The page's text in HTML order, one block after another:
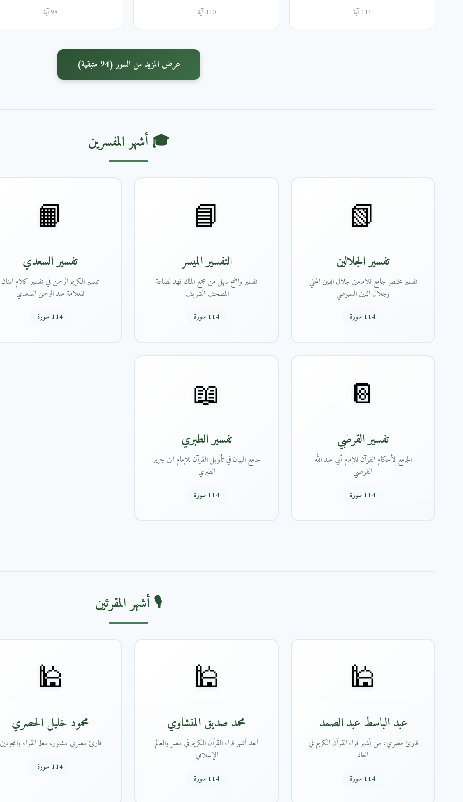
111 آية 110 آية 98 آية
عرض المزيد من السور (94 متبقية)
🎓 أشهر المفسرين
📗
تفسير الجلالين
تفسير مختصر جامع للإمامين جلال الدين المحلي
وجلال الدين السيوطي
114 سورة
📘
التفسير الميسر
تفسير واضح سهل من مجمع الملك فهد لطباعة
المصحف الشريف
114 سورة
📙
تفسير السعدي
تيسير الكريم الرحمن في تفسير كلام المنان
للعلامة عبد الرحمن السعدي
114 سورة
📔
تفسير القرطبي
الجامع لأحكام القرآن للإمام أبي عبد الله
القرطبي
114 سورة
📖
تفسير الطبري
جامع البيان في تأويل القرآن للإمام ابن جرير
الطبري
114 سورة
🎙️ أشهر المقرئين
🕌
عبد الباسط عبد الصمد
قارئ مصري، من أشهر قراء القرآن الكريم في
العالم
114 سورة
🕌
محمد صديق المنشاوي
أحد أشهر قراء القرآن الكريم في مصر والعالم
الإسلامي
114 سورة
🕌
محمود خليل الحصري
قارئ مصري مشهور، معلم القراء والمجودين
114 سورة